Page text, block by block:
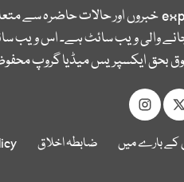
خبروں اور حالات حاضرہ سے
والی ویب سائٹ ہے۔ اس ویب
بحق ایکسپریس میڈیا گروپ
کے بارے میں ضابطہ اخلاق